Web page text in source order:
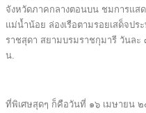
จังหวัดภาคกลางตอนบน ชมการแส
แม่น้ำน้อย ล่องเรือตามรอยเสด็จป
ราชสุดา สยามบรมราชกุมารี วันล
น.
ที่พิเศษสุดๆ ก็คือวันที่ ๑๖ เมษายน